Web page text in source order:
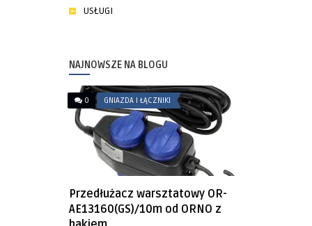
USŁUGI
NAJNOWSZE NA BLOGU
0 GNIAZDA I ŁĄCZNIKI
Przedłużacz warsztatowy OR-
AE13160(GS)/10m od ORNO z